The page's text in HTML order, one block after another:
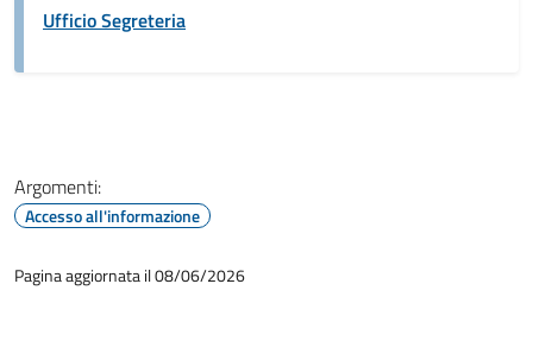
Ufficio Segreteria
Argomenti:
Accesso all'informazione
Pagina aggiornata il 08/06/2026